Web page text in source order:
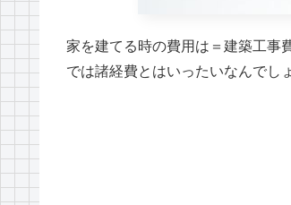
家を建てる時の費用は＝建築工事
では諸経費とはいったいなんでし